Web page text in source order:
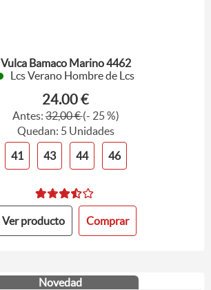
Vulca Bamaco Marino 4462
Lcs Verano Hombre de Lcs
24.00 €
Antes:32,00 €(- 25 %)
Quedan: 5 Unidades
41
43 44 46
Ver producto Comprar
Novedad